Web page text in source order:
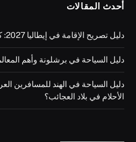
أحدث المقالات
دليل تصريح الإقامة في إيطاليا 2027: كل ما تحتاج معرفته قبل التقديم
دليل السياحة في برشلونة وأهم المعالم
الأحلام في بلاد العجائب؟